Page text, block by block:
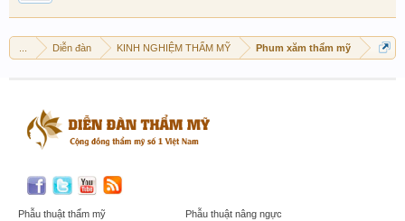
Diễn đàn KINH NGHIỆM THẨM MỸ Phum xăm thẩm mỹ
Phẫu thuật thẩm mỹ
Phẫu thuật nâng ngực